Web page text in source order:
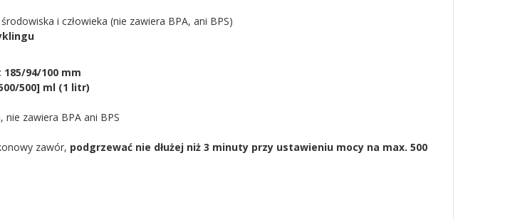
i człowieka (nie zawiera BPA, ani BPS)
185/94/100 mm
500] ml (1 litr)
nie zawiera BPA ani BPS
zawór, podgrzewać nie dłużej niż 3 minuty przy ustawieniu mocy na max. 500